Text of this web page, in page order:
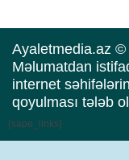
Ayaletmedia.az ©
Məlumatdan
internet
qoyulması tələb
{sape_links}